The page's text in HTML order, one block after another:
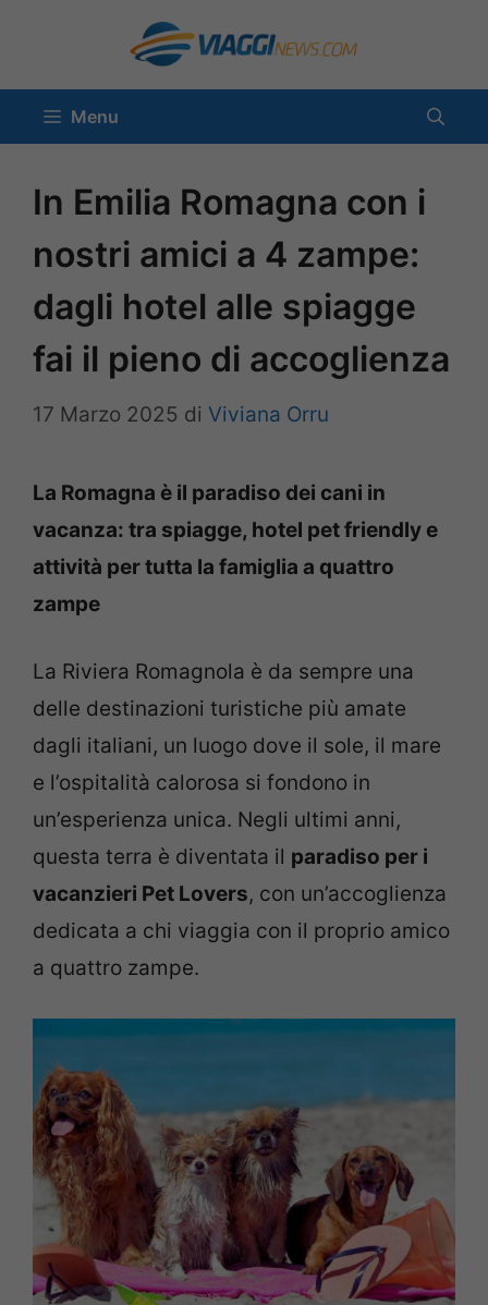
contenuto
Menu
In Emilia Romagna con i
nostri amici a 4 zampe:
dagli hotel alle spiagge
fai il pieno di accoglienza
17 Marzo 2025 di Viviana Orru
La Romagna è il paradiso dei cani in
vacanza: tra spiagge, hotel pet friendly e
attività per tutta la famiglia a quattro
zampe
La Riviera Romagnola è da sempre una
delle destinazioni turistiche più amate
dagli italiani, un luogo dove il sole, il mare
e l’ospitalità calorosa si fondono in
un’esperienza unica. Negli ultimi anni,
questa terra è diventata il paradiso per i
vacanzieri Pet Lovers, con un’accoglienza
dedicata a chi viaggia con il proprio amico
a quattro zampe.